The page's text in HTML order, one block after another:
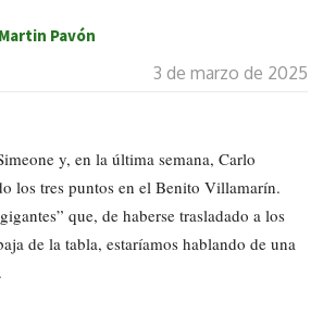
Pavón
3 de marzo de 2025
y, en la última semana, Carlo
los tres puntos en el Benito Villamarín.
que, de haberse trasladado a los
de la tabla, estaríamos hablando de una